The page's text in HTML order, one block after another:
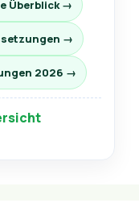
Überblick →
→
2026 →